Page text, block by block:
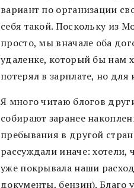
вариант по организации
себя такой. Поскольку из
просто, мы вначале оба
удаленке, который бы нам
потерял в зарплате, но
Я много читаю блогов
собирают заранее
пребывания в другой
рассуждали иначе: хотели,
уже покрывала наши
документы, бензин). Благо